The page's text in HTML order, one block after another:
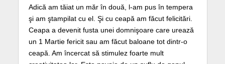
Adică am tăiat un măr în două, l-am pus în tempera
şi am ştampilat cu el. Şi cu ceapă am făcut felicitări.
Ceapa a devenit fusta unei domnişoare care urează
un 1 Martie fericit sau am făcut baloane tot dintr-o
ceapă. Am încercat să stimulez foarte mult